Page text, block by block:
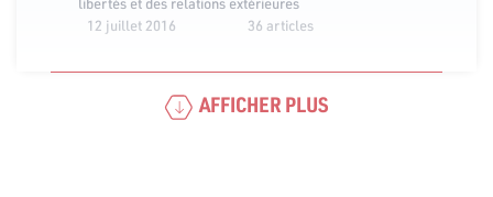
libertés et des relations extérieures
12 juillet 2016
36 articles
AFFICHER PLUS